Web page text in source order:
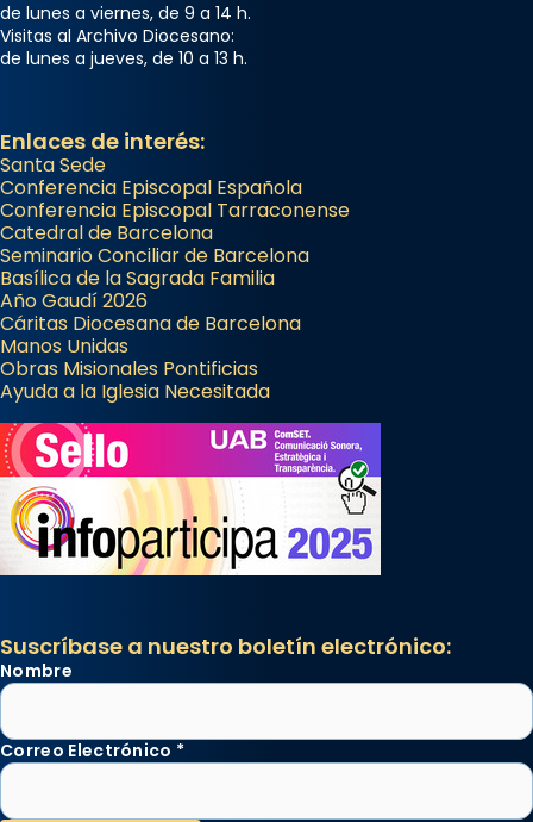
de lunes a viernes, de 9 a 14 h.
Visitas al Archivo Diocesano:
de lunes a jueves, de 10 a 13 h.
Enlaces de interés:
Santa Sede
Conferencia Episcopal Española
Conferencia Episcopal Tarraconense
Catedral de Barcelona
Seminario Conciliar de Barcelona
Basílica de la Sagrada Familia
Año Gaudí 2026
Cáritas Diocesana de Barcelona
Manos Unidas
Obras Misionales Pontificias
Ayuda a la Iglesia Necesitada
Suscríbase a nuestro boletín electrónico:
Nombre
Correo Electrónico *